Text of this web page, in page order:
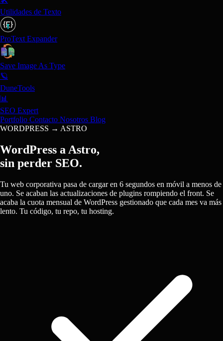
Utilidades de Texto
ProText Expander
Save Image As Type
🪐
DuneTools
📊
SEO Expert
Portfolio Contacto Nosotros Blog
WORDPRESS → ASTRO
WordPress a Astro,
sin perder SEO.
Tu web corporativa pasa de cargar en 6 segundos en móvil a menos de
uno. Se acaban las actualizaciones de plugins rompiendo el front. Se
acaba la cuota mensual de WordPress gestionado que cada mes va más
lento. Tu código, tu repo, tu hosting.